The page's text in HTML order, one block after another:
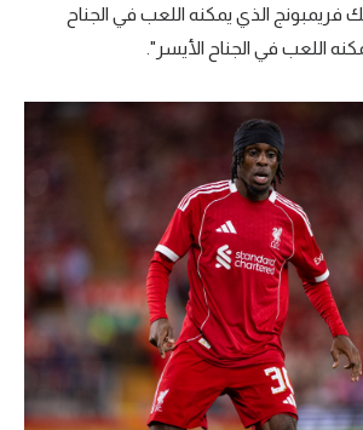
فريمبونج الذي يمكنه اللعب في الجناح
اللعب في الجناح الأيسر".